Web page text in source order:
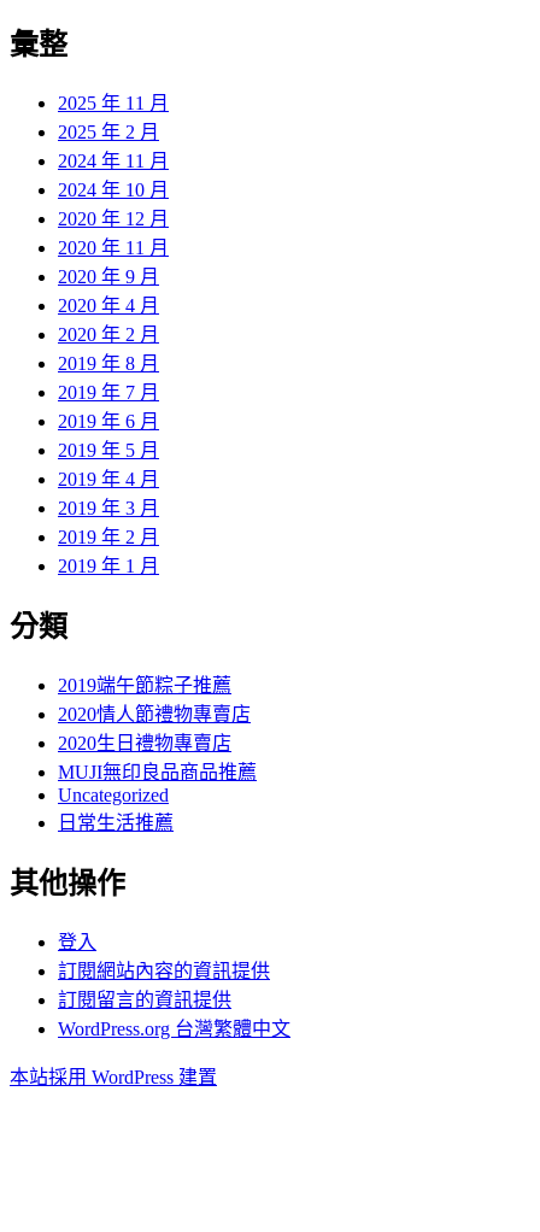
彙整
2025 年 11 月
2025 年 2 月
2024 年 11 月
2024 年 10 月
2020 年 12 月
2020 年 11 月
2020 年 9 月
2020 年 4 月
2020 年 2 月
2019 年 8 月
2019 年 7 月
2019 年 6 月
2019 年 5 月
2019 年 4 月
2019 年 3 月
2019 年 2 月
2019 年 1 月
分類
2019端午節粽子推薦
2020情人節禮物專賣店
2020生日禮物專賣店
MUJI無印良品商品推薦
Uncategorized
日常生活推薦
其他操作
登入
訂閱網站內容的資訊提供
訂閱留言的資訊提供
WordPress.org 台灣繁體中文
本站採用 WordPress 建置